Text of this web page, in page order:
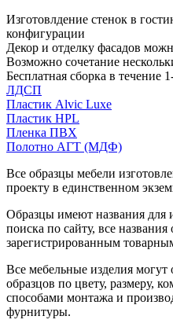
Изготовлдение стенок в
конфигурации
Декор и отделку фасадов
Возможно сочетание
Бесплатная сборка в течение
ЛДСП
Пластик Alvic Luxe
Пластик HPL
Пленка ПВХ
Полотно АГТ (МДФ)
Все образцы мебели
проекту в единственном
Образцы имеют названия для
поиска по сайту, все
зарегистрированным
Все мебельные изделия могут
образцов по цвету, размеру,
способами монтажа и
фурнитуры.